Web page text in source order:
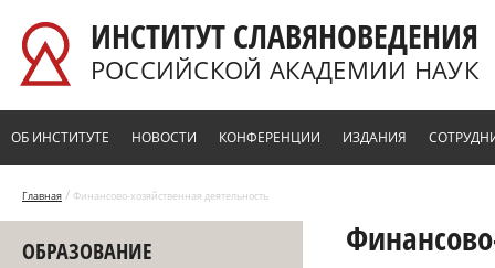
ИНСТИТУТ СЛАВЯНОВЕДЕНИЯ
РОССИЙСКОЙ АКАДЕМИИ НАУК
ОБ ИНСТИТУТЕ НОВОСТИ КОНФЕРЕНЦИИ ИЗДАНИЯ
Главная / Финансово-хозяйственная деятельность
ОБРАЗОВАНИЕ